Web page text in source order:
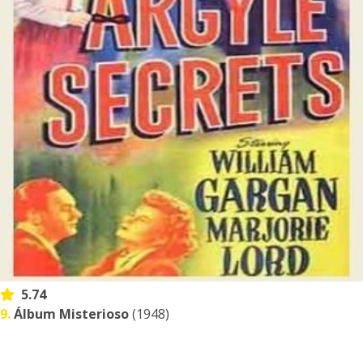
5.74
9.Álbum Misterioso(1948)